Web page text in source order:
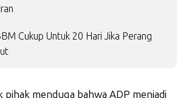
Cukup Untuk 20 Hari Jika Perang
pihak menduga bahwa ADP menjadi